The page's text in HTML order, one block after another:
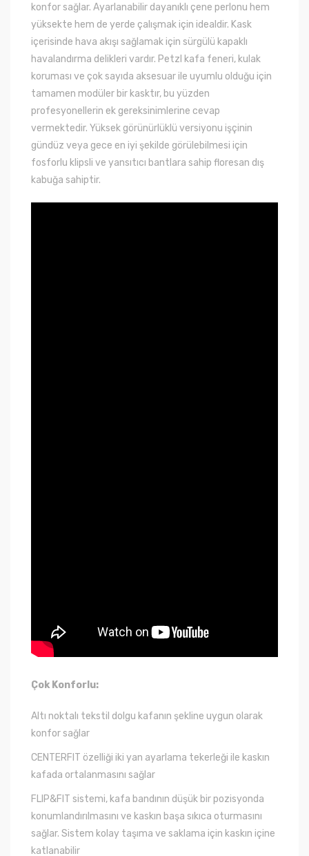
konfor sağlar. Ayarlanabilir dayanıklı çene perlonu hem
yüksekte hem de yerde çalışmak için idealdir. Kask
içerisinde hava akışı sağlamak için sürgülü kapaklı
havalandırma delikleri vardır. Petzl kafa feneri, kulak
koruması ve çok sayıda aksesuar ile uyumlu olduğu için
tamamen modüler bir kasktır, bu yüzden
profesyonellerin ek gereksinimlerine cevap
vermektedir. Yüksek görünürlüklü versiyonu işçinin
gündüz veya gece en iyi şekilde görülebilmesi için
fosforlu klipsli ve yansıtıcı bantlara sahip floresan dış
kabuğa sahiptir.
Çok Konforlu:
Altı noktalı tekstil dolgu kafanın şekline uygun olarak
konfor sağlar
CENTERFIT özelliği iki yan ayarlama tekerleği ile kaskın
kafada ortalanmasını sağlar
FLIP&FIT sistemi, kafa bandının düşük bir pozisyonda
konumlandırılmasını ve kaskın başa sıkıca oturmasını
sağlar. Sistem kolay taşıma ve saklama için kaskın içine
katlanabilir